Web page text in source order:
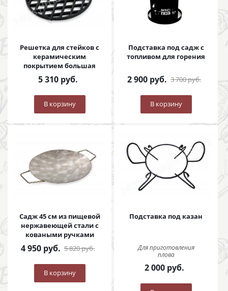
Решетка для стейков с
керамическим
покрытием большая
5 310руб.
В корзину
Подставка под садж с
топливом для горения
2 900 руб. 3 700руб.
В корзину
Садж 45 см из пищевой
нержавеющей стали с
коваными ручками
4 950 руб. 5 820руб.
В корзину
Подставка под казан
Для приготовления
плова
2 000руб.